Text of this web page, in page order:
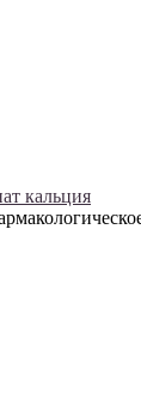
кальция